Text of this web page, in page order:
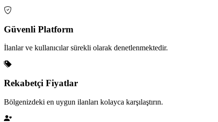
Güvenli Platform
İlanlar ve kullanıcılar sürekli olarak denetlenmektedir.
Rekabetçi Fiyatlar
Bölgenizdeki en uygun ilanları kolayca karşılaştırın.